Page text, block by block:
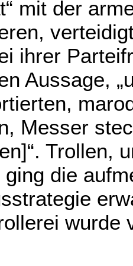
mit der
ihrer
Aussage,
Messer
Trollen,
die
wurde